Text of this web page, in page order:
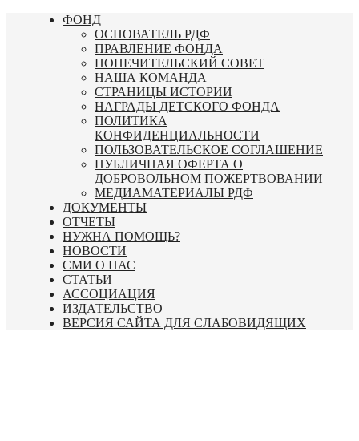
Перейти
ФОНД
ОСНОВАТЕЛЬ РДФ
ПРАВЛЕНИЕ ФОНДА
ПОПЕЧИТЕЛЬСКИЙ СОВЕТ
НАША КОМАНДА
СТРАНИЦЫ ИСТОРИИ
НАГРАДЫ ДЕТСКОГО ФОНДА
ПОЛИТИКА
КОНФИДЕНЦИАЛЬНОСТИ
ПОЛЬЗОВАТЕЛЬСКОЕ СОГЛАШЕНИЕ
ПУБЛИЧНАЯ ОФЕРТА О
ДОБРОВОЛЬНОМ ПОЖЕРТВОВАНИИ
МЕДИАМАТЕРИАЛЫ РДФ
ДОКУМЕНТЫ
ОТЧЕТЫ
НУЖНА ПОМОЩЬ?
НОВОСТИ
СМИ О НАС
СТАТЬИ
АССОЦИАЦИЯ
ИЗДАТЕЛЬСТВО
ВЕРСИЯ САЙТА ДЛЯ СЛАБОВИДЯЩИХ